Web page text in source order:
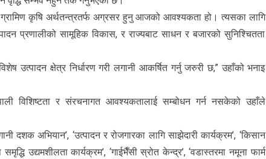
कृषि अर्थतन्त्रतर्फ अग्रसर हुनु आजको आवश्यकता हो। त्यसका लागि
प्रणालीको सामूहिक विकास, र राज्यबाट साधन र बजारको सुनिश्चितता
उत्पादन क्षेत्र निर्धारण गरी लगानी आकर्षित गर्नु जरुरी छ,” उहाँको भनाइ
विशिष्टता र संरचनागत आवश्यकतालाई सम्बोधन गर्न नसकेको उहाँले
दशक अभियान’, ‘उत्पादन र रोजगारका लागि साझेदारी कार्यक्रम’, ‘किसान
उद्यमशीलता कार्यक्रम’, ‘गाईभैँसी स्रोत केन्द्र’, ‘वडास्तरमा नमूना फार्म